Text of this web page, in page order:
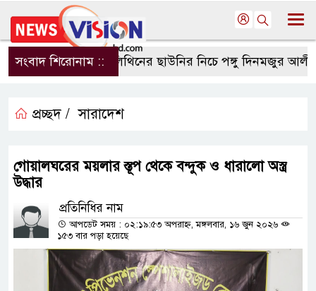
সংবাদ শিরোনাম ::পলিথিনের ছাউনির নিচে পঙ্গু দিনমজুর আলী
প্রচ্ছদ / সারাদেশ
গোয়ালঘরের ময়লার স্তূপ থেকে বন্দুক ও ধারালো অস্ত্র
উদ্ধার
প্রতিনিধির নাম
আপডেট সময় : ০২:১৯:৫৩ অপরাহ্ন, মঙ্গলবার, ১৬ জুন ২০২৬
১৫৩ বার পড়া হয়েছে